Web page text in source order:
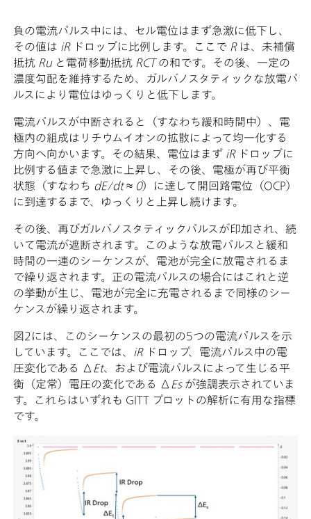
負の電流パルス中には、セル電位はまず急激に低下し、
その値は iRドロップに比例します。ここで Rは、未補償
抵抗 Ruと電荷移動抵抗 RCTの和です。その後、一定の
濃度勾配を維持するため、ガルバノスタティックな放電パ
ルスにより電位はゆっくりと低下します。
電流パルスが中断されると（すなわち緩和時間中）、電
極内の組成はリチウムイオンの拡散によって均一化する
方向へ向かいます。その結果、電位はまず iRドロップに
比例する値まで急激に上昇し、その後、電極が再び平衡
状態（すなわち dE/dt ≈ 0）に達して開回路電位（OCP）
に到達するまで、ゆっくりと上昇し続けます。
その後、再びガルバノスタティックパルスが印加され、続
いて電流が遮断されます。このような放電パルスと緩和
時間の一連のシーケンスが、電池が完全に放電されるま
で繰り返されます。正の電流パルスの場合にはこれと逆
の挙動が生じ、電池が完全に充電されるまで同様のシー
ケンスが繰り返されます。
図2には、このシーケンスの最初の5つの電流パルスを示
しています。ここでは、
iRドロップ、電流パルス中の電
圧変化である Δ Et、および電流パルスによって生じる平
衡（定常）電圧の変化である Δ Esが強調表示されていま
す。これらはいずれも GITT プロットの解析に有用な指標
です。